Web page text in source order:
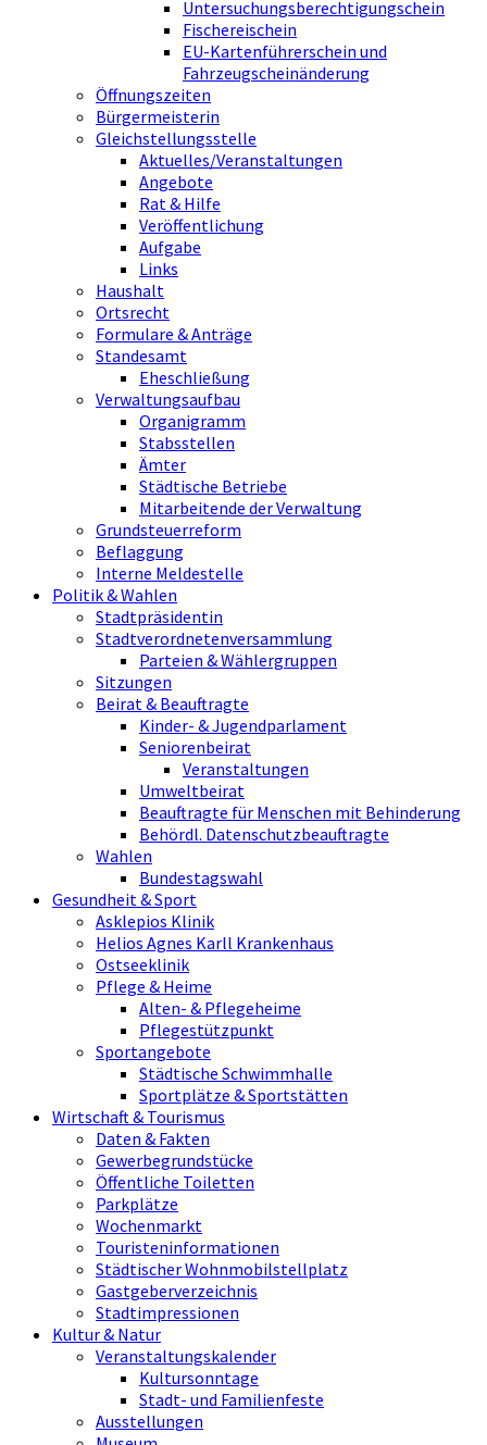
Untersuchungsberechtigungschein
Fischereischein
EU-Kartenführerschein und
Fahrzeugscheinänderung
Öffnungszeiten
Bürgermeisterin
Gleichstellungsstelle
Aktuelles/Veranstaltungen
Angebote
Rat & Hilfe
Veröffentlichung
Aufgabe
Links
Haushalt
Ortsrecht
Formulare & Anträge
Standesamt
Eheschließung
Verwaltungsaufbau
Organigramm
Stabsstellen
Ämter
Städtische Betriebe
Mitarbeitende der Verwaltung
Grundsteuerreform
Beflaggung
Interne Meldestelle
Politik & Wahlen
Stadtpräsidentin
Stadtverordnetenversammlung
Parteien & Wählergruppen
Sitzungen
Beirat & Beauftragte
Kinder- & Jugendparlament
Seniorenbeirat
Veranstaltungen
Umweltbeirat
Beauftragte für Menschen mit Behinderung
Behördl. Datenschutzbeauftragte
Wahlen
Bundestagswahl
Gesundheit & Sport
Asklepios Klinik
Helios Agnes Karll Krankenhaus
Ostseeklinik
Pflege & Heime
Alten- & Pflegeheime
Pflegestützpunkt
Sportangebote
Städtische Schwimmhalle
Sportplätze & Sportstätten
Wirtschaft & Tourismus
Daten & Fakten
Gewerbegrundstücke
Öffentliche Toiletten
Parkplätze
Wochenmarkt
Touristeninformationen
Städtischer Wohnmobilstellplatz
Gastgeberverzeichnis
Stadtimpressionen
Kultur & Natur
Veranstaltungskalender
Kultursonntage
Stadt- und Familienfeste
Ausstellungen